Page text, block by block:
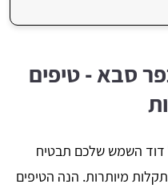
סבא - טיפים
דוד השמש שלכם תבטיח
מיותרות. הנה הטיפים